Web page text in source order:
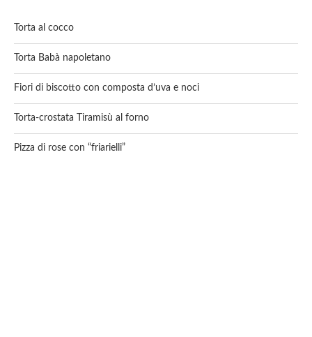
Torta al cocco
Torta Babà napoletano
Fiori di biscotto con composta d’uva e noci
Torta-crostata Tiramisù al forno
Pizza di rose con “friarielli”